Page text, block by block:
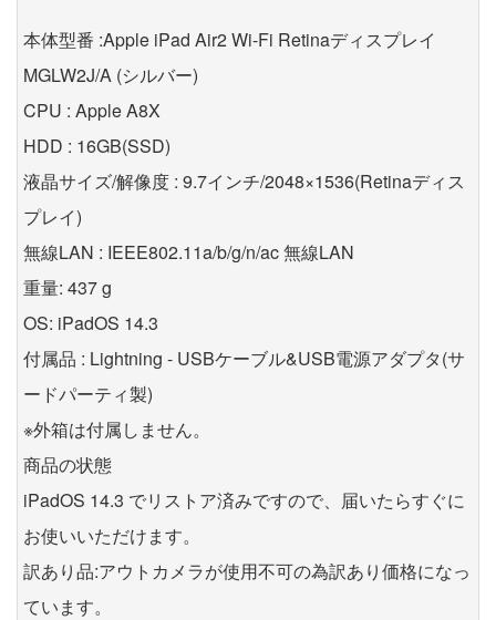
本体型番 :Apple iPad Air2 Wi-Fi Retinaディスプレイ
MGLW2J/A (シルバー)
CPU : Apple A8X
HDD : 16GB(SSD)
液晶サイズ/解像度 : 9.7インチ/2048×1536(Retinaディス
プレイ)
無線LAN : IEEE802.11a/b/g/n/ac 無線LAN
重量: 437 g
OS: iPadOS 14.3
付属品 : Lightning - USBケーブル&USB電源アダプタ(サ
ードパーティ製)
※外箱は付属しません。
商品の状態
iPadOS 14.3 でリストア済みですので、届いたらすぐに
お使いいただけます。
訳あり品:アウトカメラが使用不可の為訳あり価格になっ
ています。